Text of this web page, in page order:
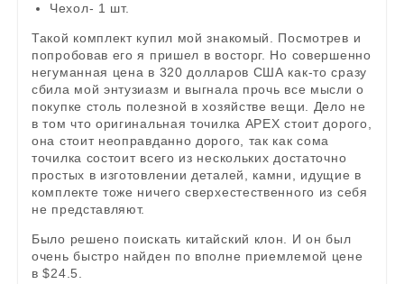
Чехол- 1 шт.
Такой комплект купил мой знакомый. Посмотрев и
попробовав его я пришел в восторг. Но совершенно
негуманная цена в 320 долларов США как-то сразу
сбила мой энтузиазм и выгнала прочь все мысли о
покупке столь полезной в хозяйстве вещи. Дело не
в том что оригинальная точилка APEX стоит дорого,
она стоит неоправданно дорого, так как сома
точилка состоит всего из нескольких достаточно
простых в изготовлении деталей, камни, идущие в
комплекте тоже ничего сверхестественного из себя
не представляют.
Было решено поискать китайский клон. И он был
очень быстро найден по вполне приемлемой цене
в $24.5.